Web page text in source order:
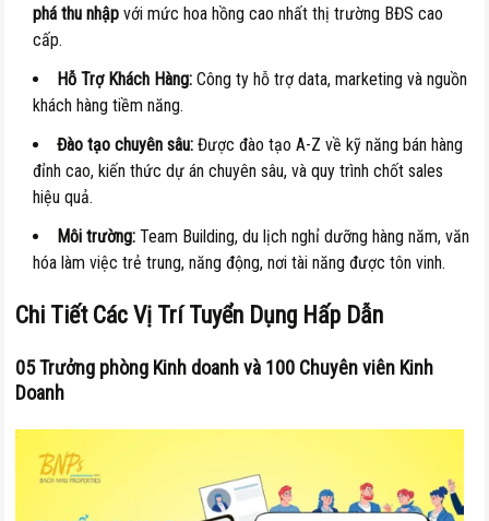
phá thu nhập với mức hoa hồng cao nhất thị trường BĐS cao
cấp.
Hỗ Trợ Khách Hàng: Công ty hỗ trợ data, marketing và nguồn
khách hàng tiềm năng.
Đào tạo chuyên sâu: Được đào tạo A-Z về kỹ năng bán hàng
đỉnh cao, kiến thức dự án chuyên sâu, và quy trình chốt sales
hiệu quả.
Môi trường: Team Building, du lịch nghỉ dưỡng hàng năm, văn
hóa làm việc trẻ trung, năng động, nơi tài năng được tôn vinh.
Chi Tiết Các Vị Trí Tuyển Dụng Hấp Dẫn
05 Trưởng phòng Kinh doanh và 100 Chuyên viên Kinh
Doanh